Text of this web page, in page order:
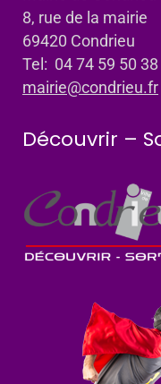
8, rue de la mairie
69420 Condrieu
Tel: 04 74 59 50 38
mairie@condrieu.fr
Découvrir –